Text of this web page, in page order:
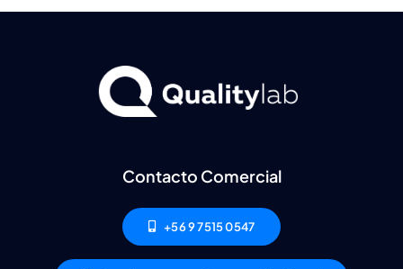
Resultados de Laboratorio
Contacto Comercial
+56 9 7515 0547